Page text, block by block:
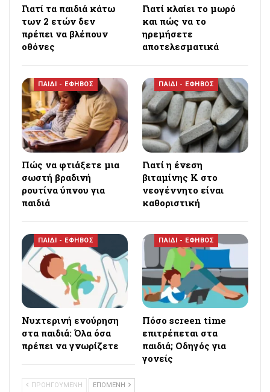
Γιατί τα παιδιά κάτω
των 2 ετών δεν
πρέπει να βλέπουν
οθόνες
Γιατί κλαίει το μωρό
και πώς να το
ηρεμήσετε
αποτελεσματικά
ΠΑΙΔΙ - ΕΦΗΒΟΣ
Πώς να φτιάξετε μια
σωστή βραδινή
ρουτίνα ύπνου για
παιδιά
ΠΑΙΔΙ - ΕΦΗΒΟΣ
Γιατί η ένεση
βιταμίνης Κ στο
νεογέννητο είναι
καθοριστική
ΠΑΙΔΙ - ΕΦΗΒΟΣ
Νυχτερινή ενούρηση
στα παιδιά: Όλα όσα
πρέπει να γνωρίζετε
ΠΑΙΔΙ - ΕΦΗΒΟΣ
Πόσο screen time
επιτρέπεται στα
παιδιά; Οδηγός για
γονείς
ΠΡΟΗΓΟΥΜΕΝΗ ΕΠΟΜΕΝΗ